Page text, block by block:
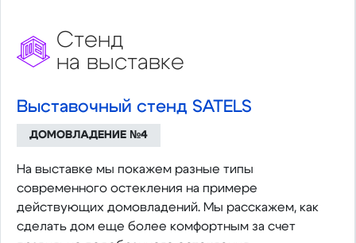
Стенд
на выставке
Выставочный стенд SATELS
ДОМОВЛАДЕНИЕ №4
На выставке мы покажем разные типы
современного остекления на примере
действующих домовладений. Мы расскажем, как
сделать дом еще более комфортным за счет